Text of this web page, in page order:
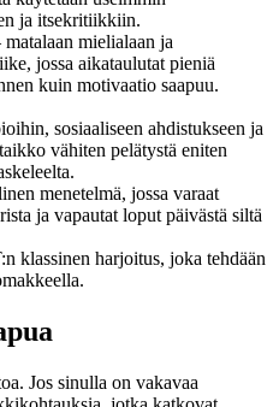
ja itsekritiikkiin.
matalaan mielialaan ja
jossa aikataulutat pieniä
kuin motivaatio saapuu.
sosiaaliseen ahdistukseen ja
vähiten pelätystä eniten
menetelmä, jossa varaat
ja vapautat loput päivästä siltä
klassinen harjoitus, joka tehdään
Jos sinulla on vakavaa